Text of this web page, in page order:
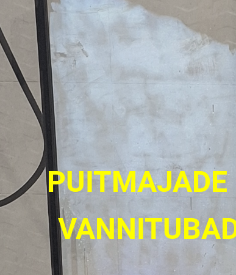
PUITMAJADE